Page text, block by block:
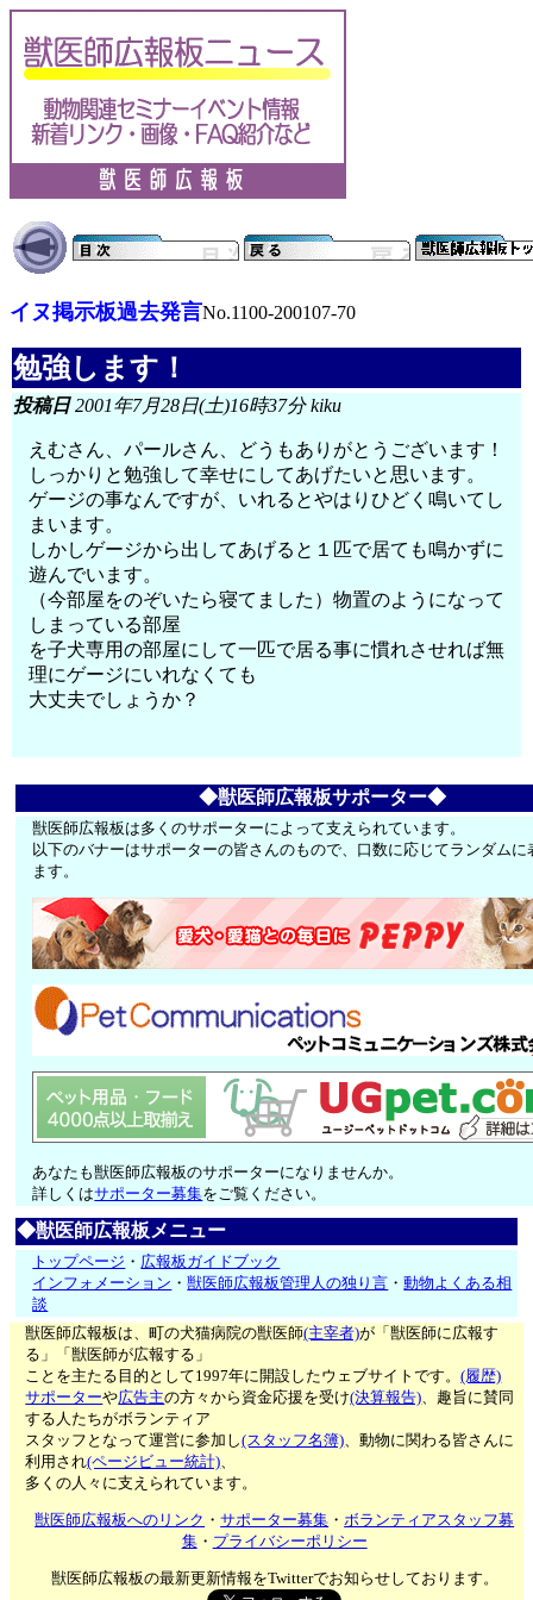
イヌ掲示板過去発言No.1100-200107-70
勉強します！
投稿日2001年7月28日(土)16時37分 kiku
えむさん、パールさん、どうもありがとうございます！
しっかりと勉強して幸せにしてあげたいと思います。
ゲージの事なんですが、いれるとやはりひどく鳴いてし
まいます。
しかしゲージから出してあげると１匹で居ても鳴かずに
遊んでいます。
（今部屋をのぞいたら寝てました）物置のようになって
しまっている部屋
を子犬専用の部屋にして一匹で居る事に慣れさせれば無
理にゲージにいれなくても
大丈夫でしょうか？
◆獣医師広報板サポーター◆
獣医師広報板は多くのサポーターによって支えられています。
以下のバナーはサポーターの皆さんのもので、口数に応じてランダムに
ます。
あなたも獣医師広報板のサポーターになりませんか。
詳しくはサポーター募集をご覧ください。
◆獣医師広報板メニュー
トップページ ・ 広報板ガイドブック
インフォメーション ・獣医師広報板管理人の独り言 ・動物よくある相
談
獣医師広報板は、町の犬猫病院の獣医師(主宰者)が「獣医師に広報す
る」「獣医師が広報する」
ことを主たる目的として1997年に開設したウェブサイトです。(履歴)
サポーターや広告主の方々から資金応援を受け(決算報告)、趣旨に賛同
する人たちがボランティア
スタッフとなって運営に参加し(スタッフ名簿)、動物に関わる皆さんに
利用され(ページビュー統計)、
多くの人々に支えられています。
獣医師広報板へのリンク ・サポーター募集 ・ボランティアスタッフ募
集・ プライバシーポリシー
獣医師広報板の最新更新情報をTwitterでお知らせしております。